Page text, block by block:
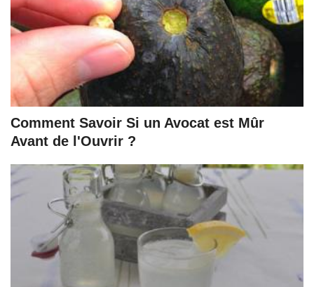
Comment Savoir Si un Avocat est Mûr
Avant de l'Ouvrir ?